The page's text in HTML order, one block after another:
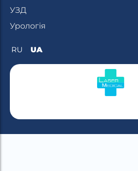
УЗД
Урологія
RU UA